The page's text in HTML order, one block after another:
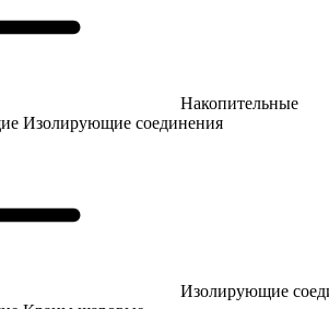
Накопительные
Изолирующие соединения
Изолирующие